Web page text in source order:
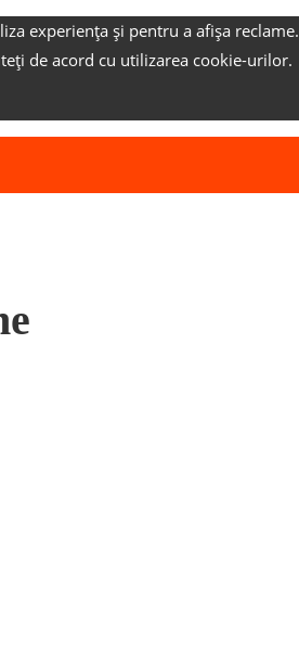
experiența și pentru a afișa reclame.
de acord cu utilizarea cookie-urilor.